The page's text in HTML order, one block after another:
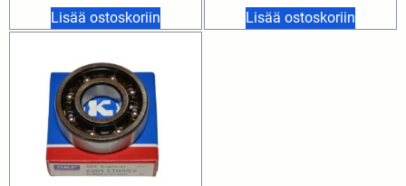
Lisää ostoskoriin Lisää ostoskoriin